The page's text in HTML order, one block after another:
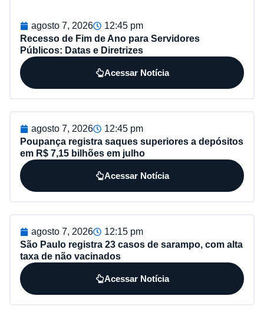
agosto 7, 2026
12:45 pm
Recesso de Fim de Ano para Servidores
Públicos: Datas e Diretrizes
Acessar Notícia
agosto 7, 2026
12:45 pm
Poupança registra saques superiores a depósitos
em R$ 7,15 bilhões em julho
Acessar Notícia
agosto 7, 2026
12:15 pm
São Paulo registra 23 casos de sarampo, com alta
taxa de não vacinados
Acessar Notícia